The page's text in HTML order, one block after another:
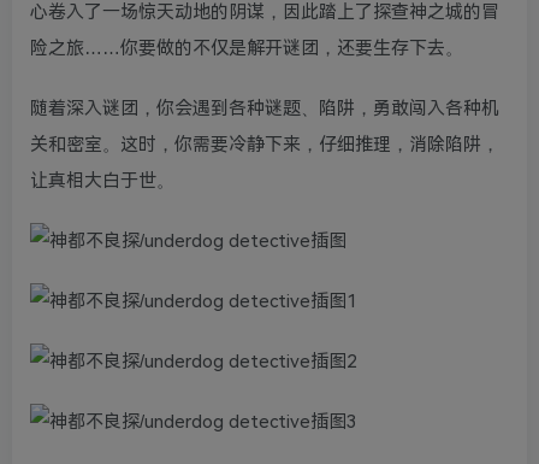
心卷入了一场惊天动地的阴谋，因此踏上了探查神之城的冒
险之旅……你要做的不仅是解开谜团，还要生存下去。
随着深入谜团，你会遇到各种谜题、陷阱，勇敢闯入各种机
关和密室。这时，你需要冷静下来，仔细推理，消除陷阱，
让真相大白于世。